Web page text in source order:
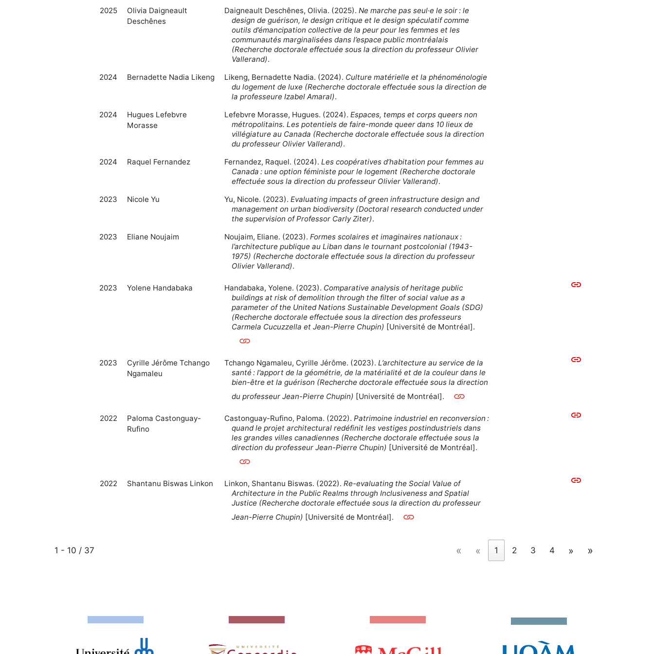
2025
Olivia Daigneault
Deschênes
Daigneault Deschênes, Olivia. (2025). Ne marche pas seul·e le soir : le
design de guérison, le design critique et le design spéculatif comme
outils d’émancipation collective de la peur pour les femmes et les
communautés marginalisées dans l’espace public montréalais
(Recherche doctorale effectuée sous la direction du professeur Olivier
Vallerand).
2024
Bernadette Nadia Likeng Likeng, Bernadette Nadia. (2024). Culture matérielle et la phénoménologie
du logement de luxe (Recherche doctorale effectuée sous la direction de
la professeure Izabel Amaral).
2024
Hugues Lefebvre
Morasse
Lefebvre Morasse, Hugues. (2024). Espaces, temps et corps queers non
métropolitains. Les potentiels de faire-monde queer dans 10 lieux de
villégiature au Canada (Recherche doctorale effectuée sous la direction
du professeur Olivier Vallerand).
2024
Raquel Fernandez Fernandez, Raquel. (2024). Les coopératives d’habitation pour femmes au
Canada : une option féministe pour le logement (Recherche doctorale
effectuée sous la direction du professeur Olivier Vallerand).
2023
Nicole Yu Yu, Nicole. (2023). Evaluating impacts of green infrastructure design and
management on urban biodiversity (Doctoral research conducted under
the supervision of Professor Carly Ziter).
2023
Eliane Noujaim Noujaim, Eliane. (2023). Formes scolaires et imaginaires nationaux :
l’architecture publique au Liban dans le tournant postcolonial (1943-
1975) (Recherche doctorale effectuée sous la direction du professeur
Olivier Vallerand).
2023 Yolene Handabaka Handabaka, Yolene. (2023). Comparative analysis of heritage public
buildings at risk of demolition through the filter of social value as a
parameter of the United Nations Sustainable Development Goals (SDG)
(Recherche doctorale effectuée sous la direction des professeurs
Carmela Cucuzzella et Jean-Pierre Chupin) [Université de Montréal].
link
2023
Cyrille Jérôme Tchango
Ngamaleu
Tchango Ngamaleu, Cyrille Jérôme. (2023). L’architecture au service de la
santé : l’apport de la géométrie, de la matérialité et de la couleur dans le
bien-être et la guérison (Recherche doctorale effectuée sous la direction
du professeur Jean-Pierre Chupin) [Université de Montréal].
link
2022
Paloma Castonguay-
Rufino
Castonguay-Rufino, Paloma. (2022). Patrimoine industriel en reconversion :
quand le projet architectural redéfinit les vestiges postindustriels dans
les grandes villes canadiennes (Recherche doctorale effectuée sous la
direction du professeur Jean-Pierre Chupin) [Université de Montréal].
link
2022 Shantanu Biswas Linkon Linkon, Shantanu Biswas. (2022). Re-evaluating the Social Value of
Architecture in the Public Realms through Inclusiveness and Spatial
Justice (Recherche doctorale effectuée sous la direction du professeur
Jean-Pierre Chupin) [Université de Montréal].
link
1 - 10 / 37 « « 1 2 3 4 » »